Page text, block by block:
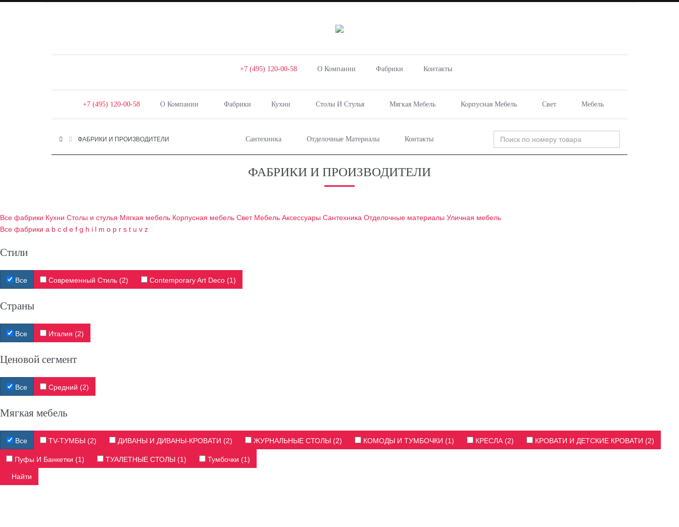
+7 (495) 120-00-58 О Компании Фабрики Контакты
+7 (495) 120-00-58 О Компании Фабрики Кухни Столы И Стулья Мягкая Мебель Корпусная Мебель Свет Мебель
Сантехника Отделочные Материалы Контакты
ФАБРИКИ И ПРОИЗВОДИТЕЛИ
ФАБРИКИ И ПРОИЗВОДИТЕЛИ
Все фабрики Кухни Столы и стулья Мягкая мебель Корпусная мебель Свет Мебель Аксессуары Сантехника Отделочные материалы Уличная мебель
Все фабрики a b c d e f g h i l m o p r s t u v z
Стили
Все Современный Стиль (2) Contemporary Art Deco (1)
Страны
Все Италия (2)
Ценовой сегмент
Все Средний (2)
Мягкая мебель
Все TV-ТУМБЫ (2) ДИВАНЫ И ДИВАНЫ-КРОВАТИ (2) ЖУРНАЛЬНЫЕ СТОЛЫ (2) КОМОДЫ И ТУМБОЧКИ (1) КРЕСЛА (2) КРОВАТИ И ДЕТСКИЕ КРОВАТИ (2)
Пуфы И Банкетки (1) ТУАЛЕТНЫЕ СТОЛЫ (1) Тумбочки (1)
Найти